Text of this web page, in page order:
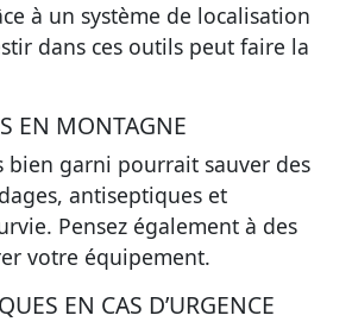
à un système de localisation
dans ces outils peut faire la
EN MONTAGNE
bien garni pourrait sauver des
antiseptiques et
Pensez également à des
votre équipement.
EN CAS D’URGENCE